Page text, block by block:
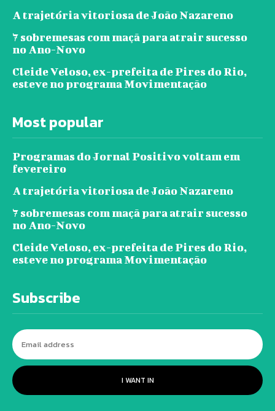
A trajetória vitoriosa de João Nazareno
7 sobremesas com maçã para atrair sucesso
no Ano-Novo
Cleide Veloso, ex-prefeita de Pires do Rio,
esteve no programa Movimentação
Most popular
Programas do Jornal Positivo voltam em
fevereiro
A trajetória vitoriosa de João Nazareno
7 sobremesas com maçã para atrair sucesso
no Ano-Novo
Cleide Veloso, ex-prefeita de Pires do Rio,
esteve no programa Movimentação
Subscribe
I WANT IN